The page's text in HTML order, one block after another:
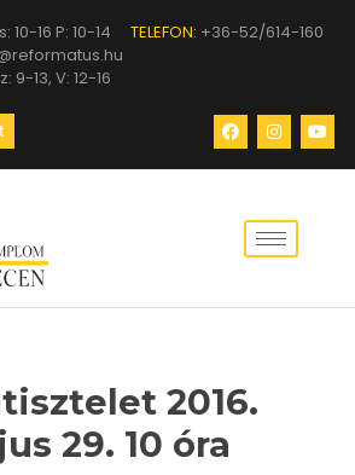
10-16 P: 10-14 TELEFON: +36-52/614-160
9-13, V: 12-16
2016.
29. 10 óra